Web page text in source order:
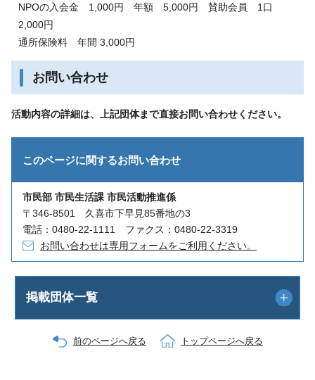
NPOの入会金 1,000円 年額 5,000円 賛助会員 1口
2,000円
通所保険料 年間 3,000円
お問い合わせ
活動内容の詳細は、上記団体まで直接お問い合わせください。
このページに関するお問い合わせ
市民部 市民生活課 市民活動推進係
〒346-8501 久喜市下早見85番地の3
電話：0480-22-1111 ファクス：0480-22-3319
お問い合わせは専用フォームをご利用ください。
掲載団体一覧
前のページへ戻る トップページへ戻る